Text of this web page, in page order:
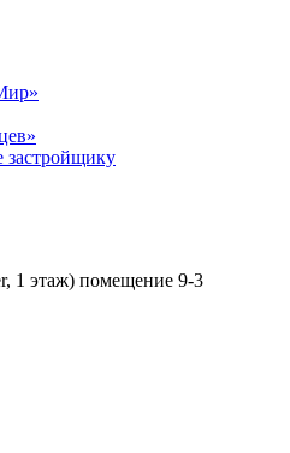
застройщику
1 этаж) помещение 9-3